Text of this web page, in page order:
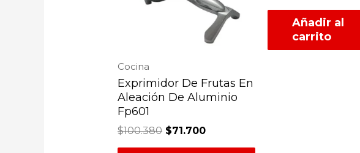
Cocina
Exprimidor De Frutas En
Aleación De Aluminio
Fp601
$100.380 $71.700
Añadir al
carrito